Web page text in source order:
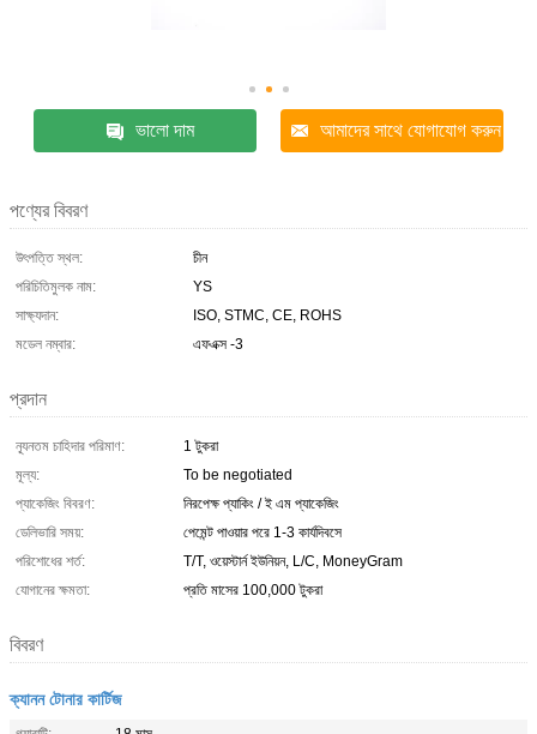
ভালো দাম আমাদের সাথে যোগাযোগ করুন
পণ্যের বিবরণ
উৎপত্তি স্থল:
চীন
পরিচিতিমুলক নাম:
YS
সাক্ষ্যদান:
ISO, STMC, CE, ROHS
মডেল নম্বার:
এফএক্স -3
প্রদান
ন্যূনতম চাহিদার পরিমাণ:
1 টুকরা
মূল্য:
To be negotiated
প্যাকেজিং বিবরণ:
নিরপেক্ষ প্যাকিং / ই এম প্যাকেজিং
ডেলিভারি সময়:
পেমেন্ট পাওয়ার পরে 1-3 কার্যদিবসে
পরিশোধের শর্ত:
T/T, ওয়েস্টার্ন ইউনিয়ন, L/C, MoneyGram
যোগানের ক্ষমতা:
প্রতি মাসের 100,000 টুকরা
বিবরণ
ক্যানন টোনার কার্টিজ